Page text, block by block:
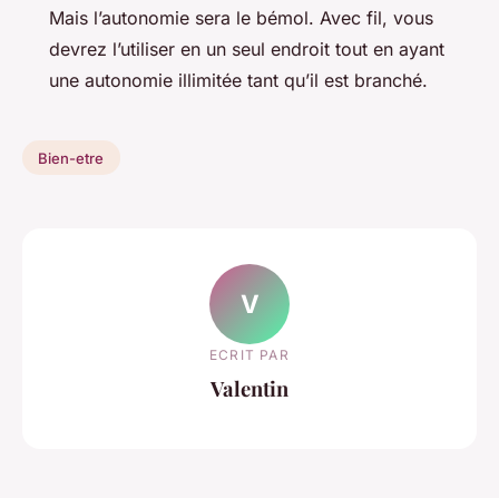
Mais l’autonomie sera le bémol. Avec fil, vous
devrez l’utiliser en un seul endroit tout en ayant
une autonomie illimitée tant qu’il est branché.
Bien-etre
V
ECRIT PAR
Valentin